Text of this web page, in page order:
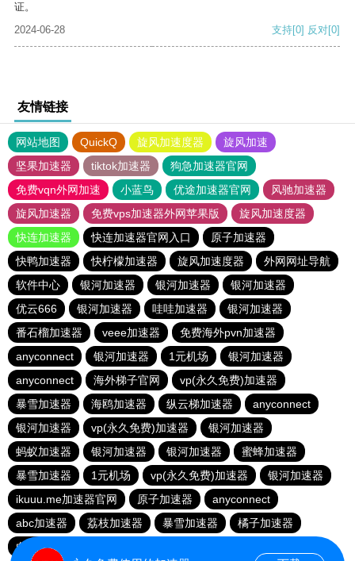
证。
2024-06-28
支持[0] 反对[0]
友情链接
网站地图 QuickQ 旋风加速度器
旋风加速
坚果加速器
tiktok加速器
狗急加速器官网
免费vqn外网加速
小蓝鸟 优途加速器官网
风驰加速器
旋风加速器
免费vps加速器外网苹果版
旋风加速度器
快连加速器
快连加速器官网入口
原子加速器
快鸭加速器
快柠檬加速器 旋风加速度器
外网网址导航
软件中心
银河加速器 银河加速器
银河加速器
优云666
银河加速器 哇哇加速器
银河加速器
番石榴加速器
veee加速器
免费海外pvn加速器
anyconnect
银河加速器 1元机场
银河加速器
anyconnect
海外梯子官网
vp(永久免费)加速器
暴雪加速器
海鸥加速器 纵云梯加速器
anyconnect
银河加速器
vp(永久免费)加速器
银河加速器
蚂蚁加速器
银河加速器 银河加速器
蜜蜂加速器
暴雪加速器
1元机场 vp(永久免费)加速器
银河加速器
ikuuu.me加速器官网
原子加速器
anyconnect
abc加速器
荔枝加速器 暴雪加速器
橘子加速器
白鲸加速器